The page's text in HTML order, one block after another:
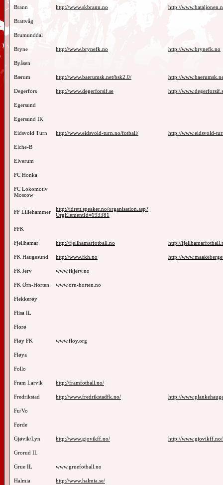
Brann http://www.skbrann.no http://
Brattvåg
Brumunddal
Bryne http://www.brynefk.no http://www.brynefk.no
Byåsen
Bærum http://www.baerumsk.net/bsk2.0/ http://
Degerfors http://www.degerforsif.se http://
Egersund
Egersund IK
Eidsvold Turn http://www.eidsvold-turn.no/fotball/ http://www.eidsvold-
Elche-B
Elverum
FC Honka
FC Lokomotiv
Moscow
FF Lillehammer
http://idrett.speaker.no/organisation.asp?
OrgElementId=193381
FFK
Fjellhamar http://fjellhamarfotball.no http://
FK Haugesund http://www.fkh.no http://
FK Jerv www.fkjerv.no
FK Ørn-Horten www.orn-horten.no
Flekkerøy
Flisa IL
Florø
Fløy FK www.floy.org
Fløya
Follo
Fram Larvik http://framfotball.no/
Fredrikstad http://www.fredrikstadfk.no/ http://
Fu/Vo
Førde
Gjøvik/Lyn http://www.gjovikff.no/ http://www.gjovikff.no/
Grorud IL
Grue IL www.gruefotball.no
Halmia http://www.halmia.se/